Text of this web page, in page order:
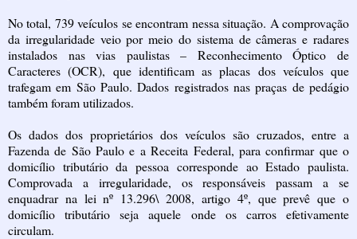
No total, 739 veículos se encontram nessa situação. A comprovação
da irregularidade veio por meio do sistema de câmeras e radares
instalados nas vias paulistas – Reconhecimento Óptico de
Caracteres (OCR), que identificam as placas dos veículos que
trafegam em São Paulo. Dados registrados nas praças de pedágio
também foram utilizados.
Os dados dos proprietários dos veículos são cruzados, entre a
Fazenda de São Paulo e a Receita Federal, para confirmar que o
domicílio tributário da pessoa corresponde ao Estado paulista.
Comprovada a irregularidade, os responsáveis passam a se
enquadrar na lei nº 13.296\ 2008, artigo 4º, que prevê que o
domicílio tributário seja aquele onde os carros efetivamente
circulam.